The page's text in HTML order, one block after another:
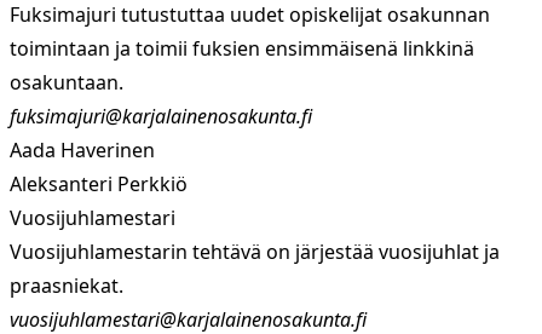
Fuksimajuri tutustuttaa uudet opiskelijat osakunnan
toimintaan ja toimii fuksien ensimmäisenä linkkinä
osakuntaan.
fuksimajuri@karjalainenosakunta.fi
Aada Haverinen
Aleksanteri Perkkiö
Vuosijuhlamestari
Vuosijuhlamestarin tehtävä on järjestää vuosijuhlat ja
praasniekat.
vuosijuhlamestari@karjalainenosakunta.fi